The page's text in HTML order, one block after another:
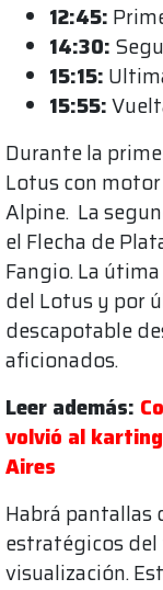
12:45:
14:30:
15:15:
15:55:
Durante la
Lotus con
Alpine. La
el Flecha de
Fangio. La
del Lotus y por
descapotable
aficionados.
Leer además:
volvió al
Aires
Habrá
estratégicos
visualización.